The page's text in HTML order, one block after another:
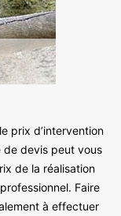
prix d’intervention
de devis peut vous
de la réalisation
Faire
à effectuer